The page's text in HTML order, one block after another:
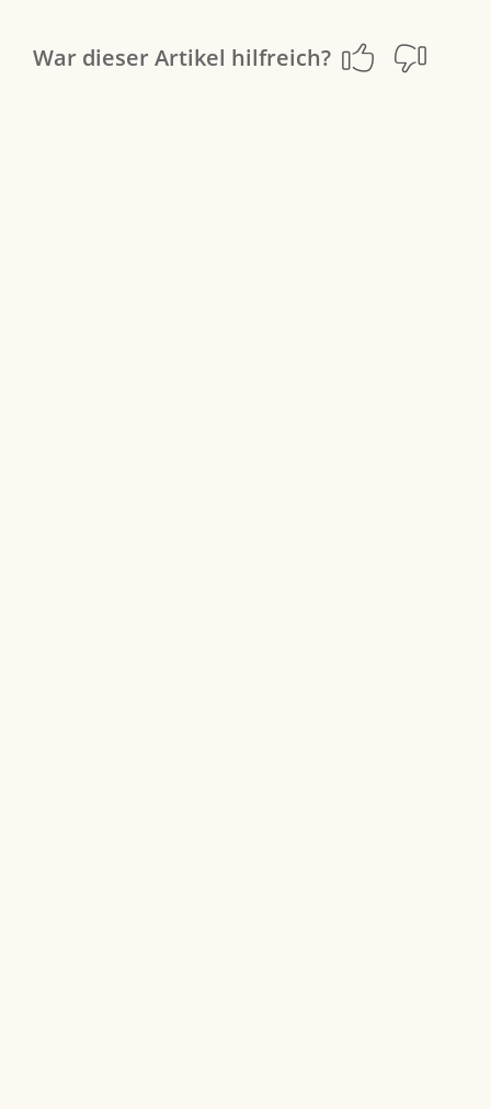
War dieser Artikel hilfreich?